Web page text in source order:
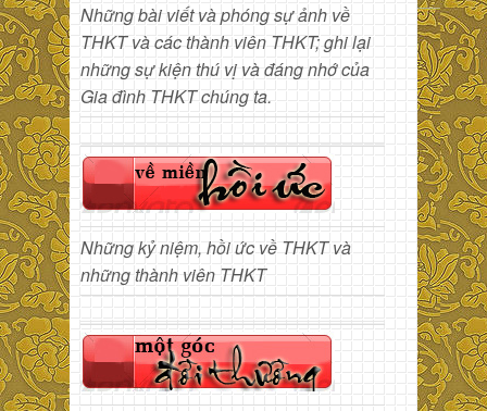
Những bài viết và phóng sự ảnh về
THKT và các thành viên THKT; ghi lại
những sự kiện thú vị và đáng nhớ của
Gia đình THKT chúng ta.
Những kỷ niệm, hồi ức về THKT và
những thành viên THKT